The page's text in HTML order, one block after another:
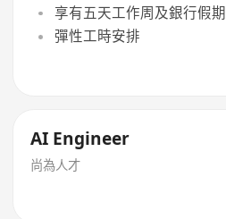
享有五天工作周及銀行假期
彈性工時安排
AI Engineer
尚為人才